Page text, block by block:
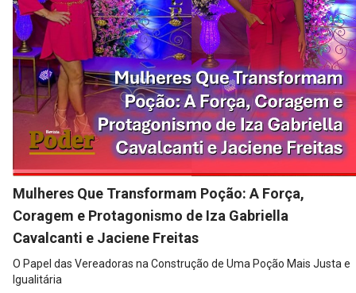
Mulheres Que Transformam Poção: A Força,
Coragem e Protagonismo de Iza Gabriella
Cavalcanti e Jaciene Freitas
O Papel das Vereadoras na Construção de Uma Poção Mais Justa e
Igualitária